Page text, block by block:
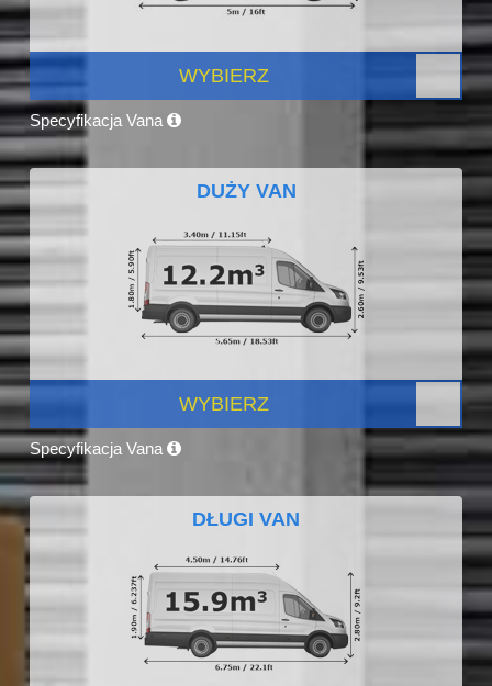
WYBIERZ
Specyfikacja Vana
DUŻY VAN
WYBIERZ
Specyfikacja Vana
DŁUGI VAN